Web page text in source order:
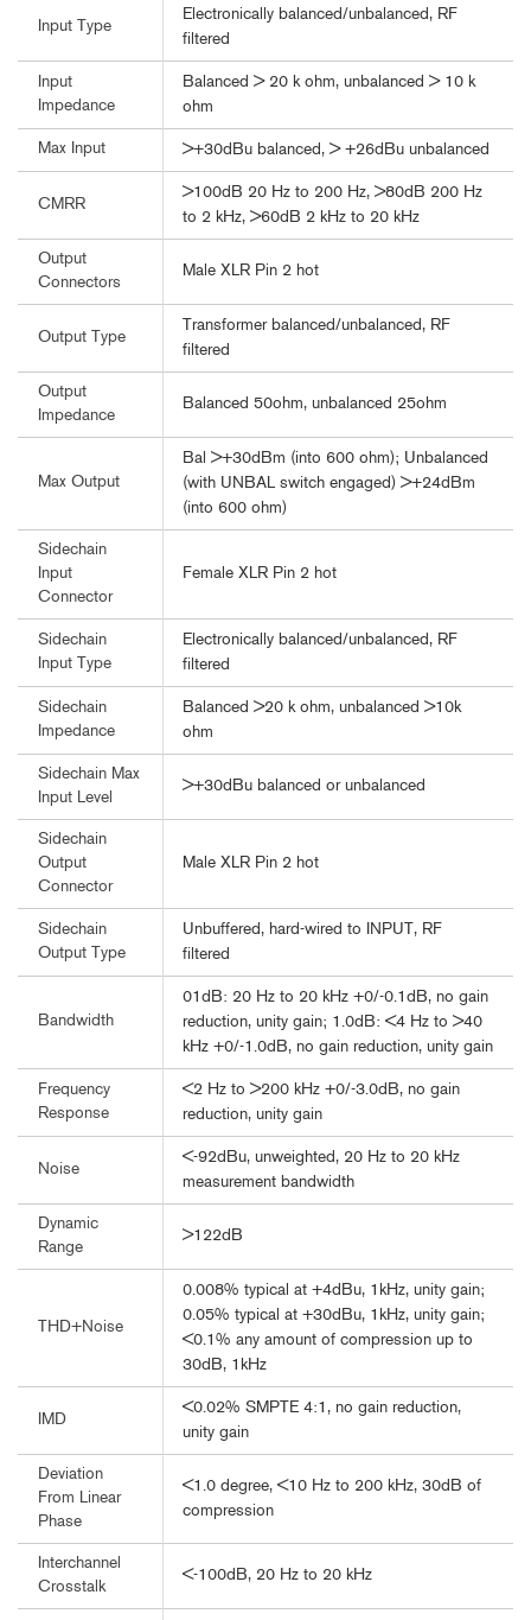
Input Type
Electronically balanced/unbalanced, RF
filtered
Input
Impedance
Balanced > 20 k ohm, unbalanced > 10 k
ohm
Max Input >+30dBu balanced, > +26dBu unbalanced
CMRR
>100dB 20 Hz to 200 Hz, >80dB 200 Hz
to 2 kHz, >60dB 2 kHz to 20 kHz
Output
Connectors
Male XLR Pin 2 hot
Output Type
Transformer balanced/unbalanced, RF
filtered
Output
Impedance
Balanced 50ohm, unbalanced 25ohm
Max Output
Bal >+30dBm (into 600 ohm); Unbalanced
(with UNBAL switch engaged) >+24dBm
(into 600 ohm)
Sidechain
Input
Connector
Female XLR Pin 2 hot
Sidechain
Input Type
Electronically balanced/unbalanced, RF
filtered
Sidechain
Impedance
Balanced >20 k ohm, unbalanced >10k
ohm
Sidechain Max
Input Level
>+30dBu balanced or unbalanced
Sidechain
Output
Connector
Male XLR Pin 2 hot
Sidechain
Output Type
Unbuffered, hard-wired to INPUT, RF
filtered
Bandwidth
01dB: 20 Hz to 20 kHz +0/-0.1dB, no gain
reduction, unity gain; 1.0dB: <4 Hz to >40
kHz +0/-1.0dB, no gain reduction, unity gain
Frequency
Response
<2 Hz to >200 kHz +0/-3.0dB, no gain
reduction, unity gain
Noise
<-92dBu, unweighted, 20 Hz to 20 kHz
measurement bandwidth
Dynamic
Range
>122dB
THD+Noise
0.008% typical at +4dBu, 1kHz, unity gain;
0.05% typical at +30dBu, 1kHz, unity gain;
<0.1% any amount of compression up to
30dB, 1kHz
IMD
<0.02% SMPTE 4:1, no gain reduction,
unity gain
Deviation
From Linear
Phase
<1.0 degree, <10 Hz to 200 kHz, 30dB of
compression
Interchannel
Crosstalk
<-100dB, 20 Hz to 20 kHz